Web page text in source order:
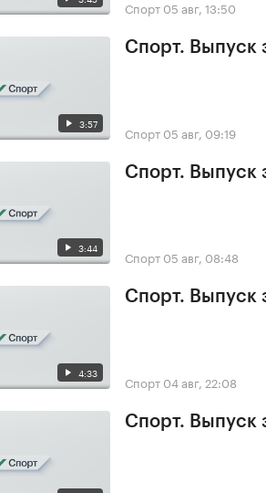
Спорт 05 авг, 13:50
3:57
Спорт. Выпуск
Спорт 05 авг, 09:19
3:44
Спорт. Выпуск
Спорт 05 авг, 08:48
4:33
Спорт. Выпуск
Спорт 04 авг, 22:08
Спорт. Выпуск